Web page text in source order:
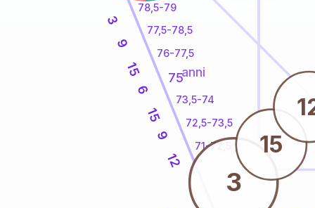
71-72,5
72,5-73,5
73,5-74
76-77,5
77,5-78,5
78,5-79
12
9
15
6
15
9
3
3
15
75anni